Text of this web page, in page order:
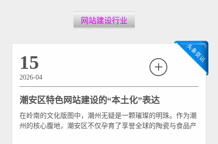
网站建设行业
15
2026-04
潮安区特色网站建设的“本土化”表达
在岭南的文化版图中，潮州无疑是一颗璀璨的明珠。作为潮
州的核心腹地，潮安区不仅孕育了享誉全球的陶瓷与食品产